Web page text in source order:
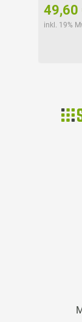
49,60
inkl. 19%